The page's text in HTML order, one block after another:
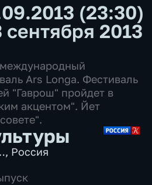
(23:30)
сентября 2013
Ars Longa. Фестиваль
"Гаврош" пройдет в
акцентом". Йет
, Россия